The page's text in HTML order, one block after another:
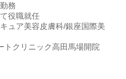
務
役職就任
ュア美容皮膚科/銀座国際美
トクリニック高田馬場開院